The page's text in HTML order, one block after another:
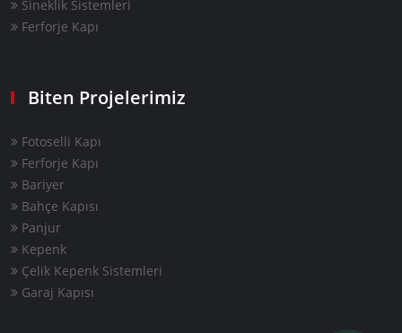
Sineklik Sistemleri
Ferforje Kapı
Biten Projelerimiz
Fotoselli Kapı
Ferforje Kapı
Bariyer
Bahçe Kapısı
Panjur
Kepenk
Çelik Kepenk Sistemleri
Garaj Kapısı